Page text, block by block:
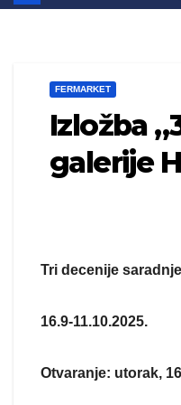
FERMARKET
Izložba
galerije
Tri decenije
16.9-11.10.2025.
Otvaranje: utorak,